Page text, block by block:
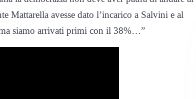
Mattarella avesse dato l’incarico a Salvini e al
siamo arrivati primi con il 38%…”